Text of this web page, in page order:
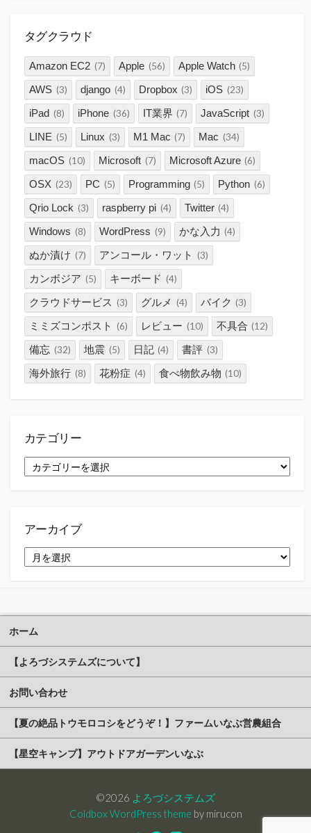
タグクラウド
Amazon EC2 (7) Apple (56) Apple Watch (5)
AWS (3) django (4) Dropbox (3) iOS (23)
iPad (8) iPhone (36) IT業界 (7) JavaScript (3)
LINE (5) Linux (3) M1 Mac (7) Mac (34)
macOS (10) Microsoft (7) Microsoft Azure (6)
OSX (23) PC (5) Programming (5) Python (6)
Qrio Lock (3) raspberry pi (4) Twitter (4)
Windows (8) WordPress (9) かな入力 (4)
ぬか漬け (7) アンコール・ワット (3)
カンボジア (5) キーボード (4)
クラウドサービス (3) グルメ (4) バイク (3)
ミミズコンポスト (6) レビュー (10) 不具合 (12)
備忘 (32) 地震 (5) 日記 (4) 書評 (3)
海外旅行 (8) 花粉症 (4) 食べ物飲み物 (10)
カテゴリー
テ
アーカイブ
ー
ホーム
【よろづシステムズについて】
お問い合わせ
【夏の絶品トウモロコシをどうぞ！】ファームいなぶ営農組合
【星空キャンプ】アウトドアガーデンいなぶ
©2026 よろづシステムズ
Coldbox WordPress theme by mirucon